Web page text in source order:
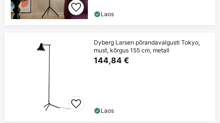
Laos
Dyberg Larsen põrandavalgusti Tokyo,
must, kõrgus 155 cm, metall
144,84 €
Laos